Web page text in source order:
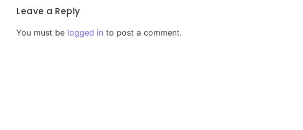
Leave a Reply
You must be logged in to post a comment.